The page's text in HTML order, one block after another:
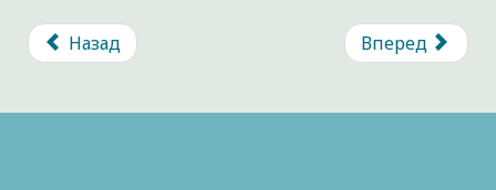
Назад Вперед